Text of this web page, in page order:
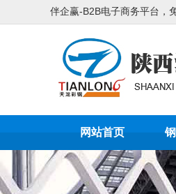
伴企赢-B2B电子商务平台，
网站首页